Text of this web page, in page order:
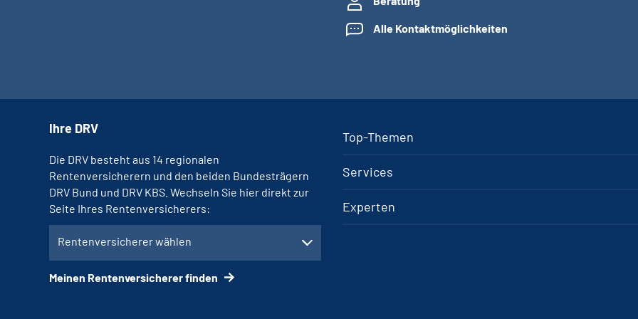
Alle Kontaktmöglichkeiten
Top-Themen
Services
Experten
Ihre DRV
Die DRV besteht aus 14 regionalen
Rentenversicherern und den beiden Bundesträgern
DRV Bund und DRV KBS. Wechseln Sie hier direkt zur
Seite Ihres Rentenversicherers:
Rentenversicherer wählen
Meinen Rentenversicherer finden